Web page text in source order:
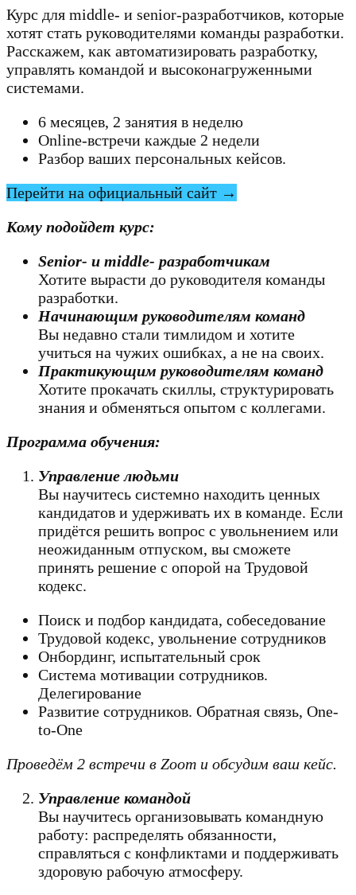
Курс для middle- и senior-разработчиков, которые
хотят стать руководителями команды разработки.
Расскажем, как автоматизировать разработку,
управлять командой и высоконагруженными
системами.
6 месяцев, 2 занятия в неделю
Online-встречи каждые 2 недели
Разбор ваших персональных кейсов.
Перейти на официальный сайт →
Кому подойдет курс:
Senior- и middle- разработчикам
Хотите вырасти до руководителя команды
разработки.
Начинающим руководителям команд
Вы недавно стали тимлидом и хотите
учиться на чужих ошибках, а не на своих.
Практикующим руководителям команд
Хотите прокачать скиллы, структурировать
знания и обменяться опытом с коллегами.
Программа обучения:
Управление людьми
Вы научитесь системно находить ценных
кандидатов и удерживать их в команде. Если
придётся решить вопрос с увольнением или
неожиданным отпуском, вы сможете
принять решение с опорой на Трудовой
кодекс.
Поиск и подбор кандидата, собеседование
Трудовой кодекс, увольнение сотрудников
Онбординг, испытательный срок
Система мотивации сотрудников.
Делегирование
Развитие сотрудников. Обратная связь, One-
to-One
Проведём 2 встречи в Zoom и обсудим ваш кейс.
Управление командой
Вы научитесь организовывать командную
работу: распределять обязанности,
справляться с конфликтами и поддерживать
здоровую рабочую атмосферу.